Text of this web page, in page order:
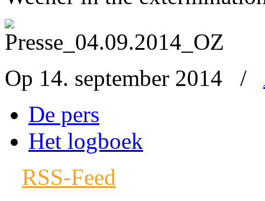
Op 14. september 2014 /
De pers
Het logboek
RSS-Feed